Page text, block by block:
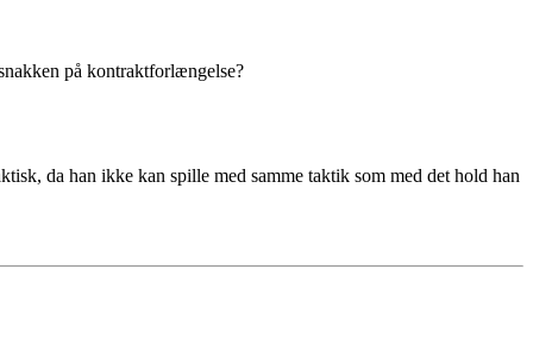
på kontraktforlængelse?
da han ikke kan spille med samme taktik som med det hold han